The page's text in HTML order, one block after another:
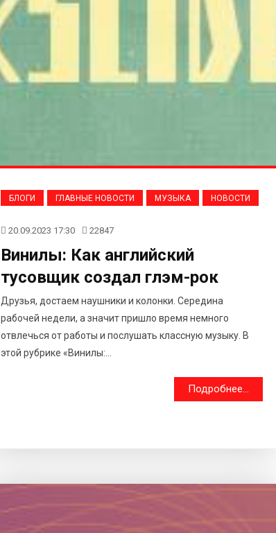
БЛОГИ ГЛАВНЫЕ НОВОСТИ МУЗЫКА НОВОСТИ
20.09.2023 17:30 22847
Винилы: Как английский
тусовщик создал глэм-рок
Друзья, достаем наушники и колонки. Середина
рабочей недели, а значит пришло время немного
отвлечься от работы и послушать классную музыку. В
этой рубрике «Винилы:...
Подробнее...